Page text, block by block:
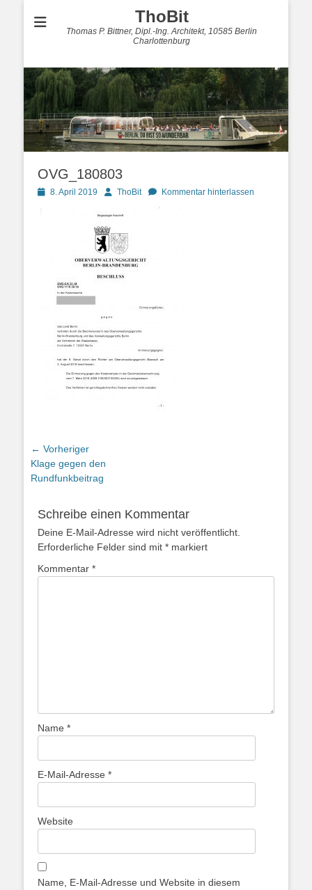
ThoBit
Thomas P. Bittner, Dipl.-Ing. Architekt, 10585 Berlin
Charlottenburg
OVG_180803
Posted8. April 2019 AutorThoBit Kommentar hinterlassen
Beitragsnavigation
← Vorheriger
Vorheriger
Beitrag:
Klage gegen den
Rundfunkbeitrag
Schreibe einen Kommentar
Deine E-Mail-Adresse wird nicht veröffentlicht.
Erforderliche Felder sind mit * markiert
Kommentar *
Name *
E-Mail-Adresse *
Website
Name, E-Mail-Adresse und Website in diesem